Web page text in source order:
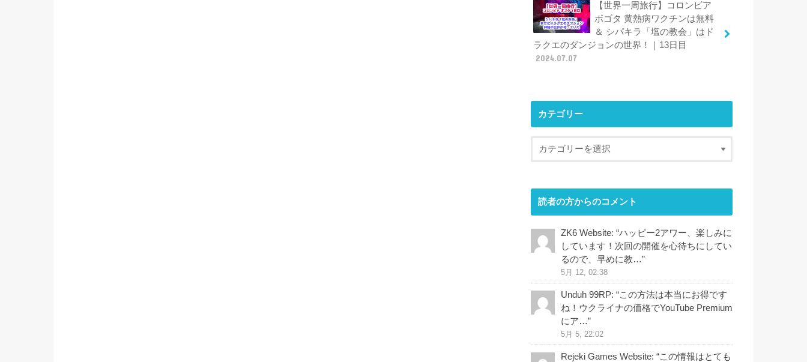
【世界一周旅行】コロンビア
ボゴタ 黄熱病ワクチンは無料
＆ シパキラ「塩の教会」はド
ラクエのダンジョンの世界！｜13日目
2024.07.07
カテゴリー
読者の方からのコメント
ZK6 Website: “ハッピー2アワー、楽しみに
しています！次回の開催を心待ちにしてい
るので、早めに教…”
5月 12, 02:38
Unduh 99RP: “この方法は本当にお得です
ね！ウクライナの価格でYouTube Premium
にア…”
5月 5, 22:02
Rejeki Games Website: “この情報はとても